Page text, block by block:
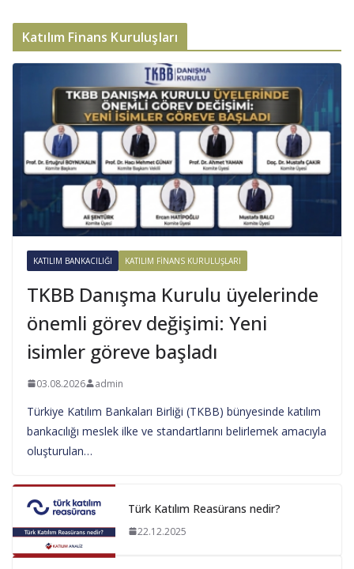
Katılım Finans Kuruluşları
KATILIM BANKACILIĞI KATILIM FINANS KURULUŞLARI
TKBB Danışma Kurulu üyelerinde
önemli görev değişimi: Yeni
isimler göreve başladı
03.08.2026 admin
Türkiye Katılım Bankaları Birliği (TKBB) bünyesinde katılım
bankacılığı meslek ilke ve standartlarını belirlemek amacıyla
oluşturulan…
Türk Katılım Reasürans nedir?
22.12.2025